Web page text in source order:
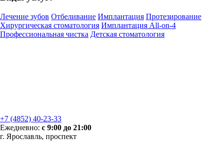
Лечение зубов Отбеливание Имплантация Протезирование
Хирургическая стоматология Имплантация All-on-4
Профессиональная чистка Детская стоматология
+7 (4852) 40-23-33
Ежедневно: с 9:00 до 21:00
г. Ярославль, проспект